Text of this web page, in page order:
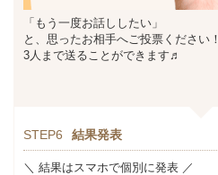
「もう一度お話ししたい」
と、思ったお相手へご投票ください！
3人まで送ることができます♬
STEP6 結果発表
＼ 結果はスマホで個別に発表 ／